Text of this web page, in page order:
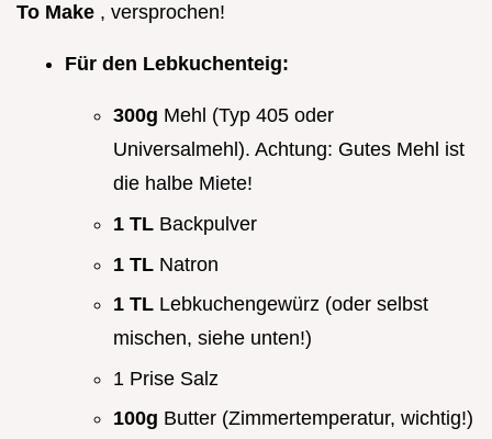
To Make , versprochen!
Für den Lebkuchenteig:
300g Mehl (Typ 405 oder
Universalmehl). Achtung: Gutes Mehl ist
die halbe Miete!
1 TL Backpulver
1 TL Natron
1 TL Lebkuchengewürz (oder selbst
mischen, siehe unten!)
1 Prise Salz
100g Butter (Zimmertemperatur, wichtig!)